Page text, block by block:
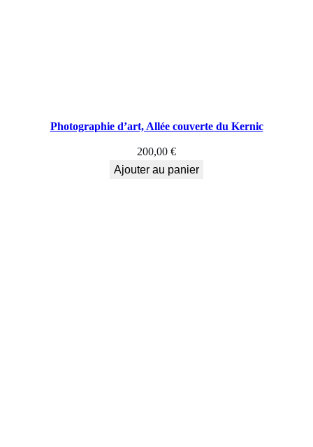
Photographie d’art, Allée couverte du Kernic
200,00 €
Ajouter au panier